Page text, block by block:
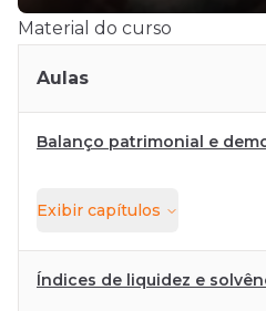
Material do curso
Aulas
Balanço patrimonial e
Exibir capítulos
Índices de liquidez e